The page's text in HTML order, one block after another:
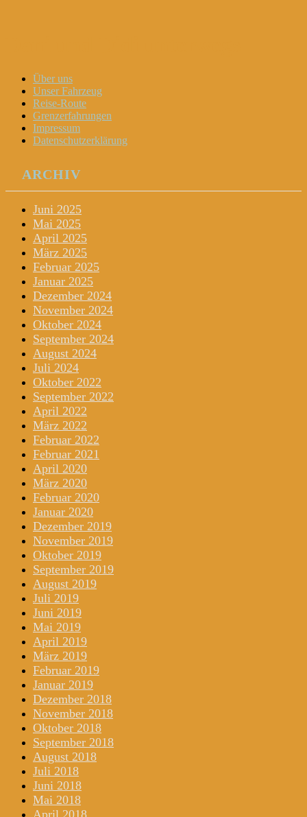
Menu
Widgets
Search
Skip
content
Über uns
Unser Fahrzeug
Reise-Route
Grenzerfahrungen
Impressum
Datenschutzerklärung
ARCHIV
Juni 2025
Mai 2025
April 2025
März 2025
Februar 2025
Januar 2025
Dezember 2024
November 2024
Oktober 2024
September 2024
August 2024
Juli 2024
Oktober 2022
September 2022
April 2022
März 2022
Februar 2022
Februar 2021
April 2020
März 2020
Februar 2020
Januar 2020
Dezember 2019
November 2019
Oktober 2019
September 2019
August 2019
Juli 2019
Juni 2019
Mai 2019
April 2019
März 2019
Februar 2019
Januar 2019
Dezember 2018
November 2018
Oktober 2018
September 2018
August 2018
Juli 2018
Juni 2018
Mai 2018
April 2018